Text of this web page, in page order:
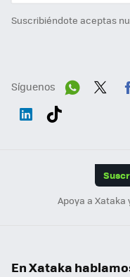
Suscribiéndote aceptas
Síguenos
Apoya a
En Xataka